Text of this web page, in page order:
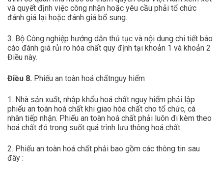
và quyết định việc công nhận hoặc yêu cầu phải tổ chức
đánh giá lại hoặc đánh giá bổ sung.
3. Bộ Công nghiệp hướng dẫn thủ tục và nội dung chi tiết báo
cáo đánh giá rủi ro hóa chất quy định tại khoản 1 và khoản 2
Điều này.
Điều 8. Phiếu an toàn hoá chấtnguy hiểm
1. Nhà sản xuất, nhập khẩu hoá chất nguy hiểm phải lập
phiếu an toàn hoá chất khi giao hóa chất cho tổ chức, cá
nhân tiếp nhận. Phiếu an toàn hoá chất phải luôn đi kèm theo
hoá chất đó trong suốt quá trình lưu thông hoá chất.
2. Phiếu an toàn hoá chất phải bao gồm các thông tin sau
đây :